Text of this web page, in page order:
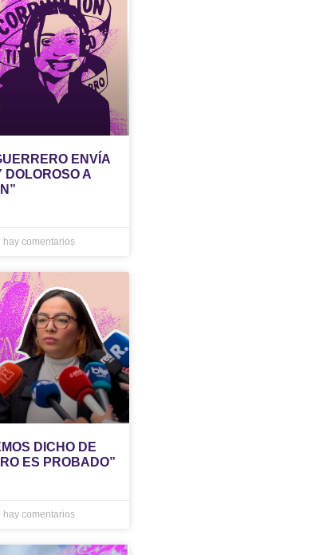
ENVÍA
DOLOROSO A
hay comentarios
DICHO DE
ES PROBADO”
hay comentarios